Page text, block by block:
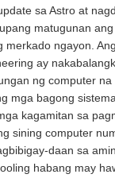
sa Astro at
matugunan
merkado ngayon.
ay
ng computer
mga bagong
kagamitan sa
sining computer
daan sa
habang may